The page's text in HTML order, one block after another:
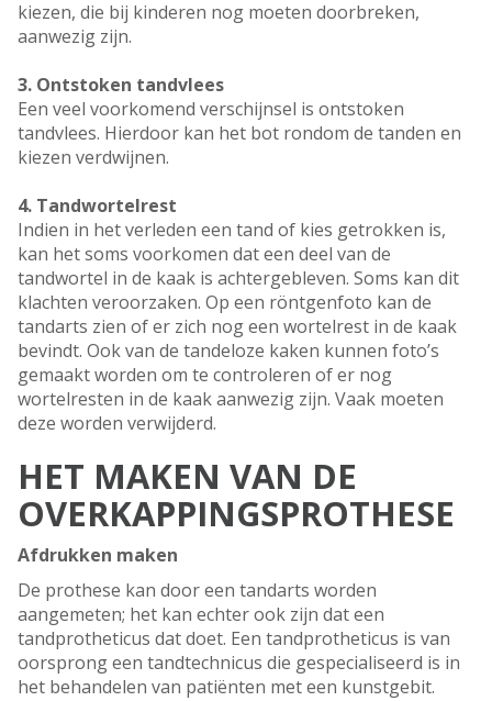
kiezen, die bij kinderen nog moeten doorbreken,
aanwezig zijn.
3. Ontstoken tandvlees
Een veel voorkomend verschijnsel is ontstoken
tandvlees. Hierdoor kan het bot rondom de tanden en
kiezen verdwijnen.
4. Tandwortelrest
Indien in het verleden een tand of kies getrokken is,
kan het soms voorkomen dat een deel van de
tandwortel in de kaak is achtergebleven. Soms kan dit
klachten veroorzaken. Op een röntgenfoto kan de
tandarts zien of er zich nog een wortelrest in de kaak
bevindt. Ook van de tandeloze kaken kunnen foto’s
gemaakt worden om te controleren of er nog
wortelresten in de kaak aanwezig zijn. Vaak moeten
deze worden verwijderd.
HET MAKEN VAN DE
OVERKAPPINGSPROTHESE
Afdrukken maken
De prothese kan door een tandarts worden
aangemeten; het kan echter ook zijn dat een
tandprotheticus dat doet. Een tandprotheticus is van
oorsprong een tandtechnicus die gespecialiseerd is in
het behandelen van patiënten met een kunstgebit.